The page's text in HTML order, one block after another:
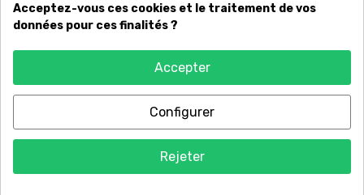
Copyright © RêvonsBijoux. Marque déposée - Conception et
maintenance par
Acceptez-vous ces cookies et le traitement de vos
données pour ces finalités ?
Accepter
Configurer
Rejeter
9.2/10